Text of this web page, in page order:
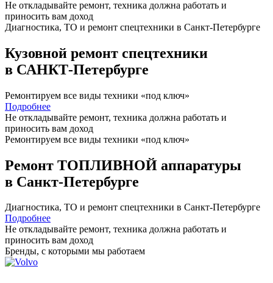
Не откладывайте ремонт, техника должна работать и
приносить вам доход
Диагностика, ТО и ремонт спецтехники в Санкт-Петербурге
Кузовной ремонт спецтехники
в САНКТ-Петербурге
Ремонтируем все виды техники «под ключ»
Подробнее
Не откладывайте ремонт, техника должна работать и
приносить вам доход
Ремонтируем все виды техники «под ключ»
Ремонт ТОПЛИВНОЙ аппаратуры
в Санкт-Петербурге
Диагностика, ТО и ремонт спецтехники в Санкт-Петербурге
Подробнее
Не откладывайте ремонт, техника должна работать и
приносить вам доход
Бренды, с которыми мы работаем